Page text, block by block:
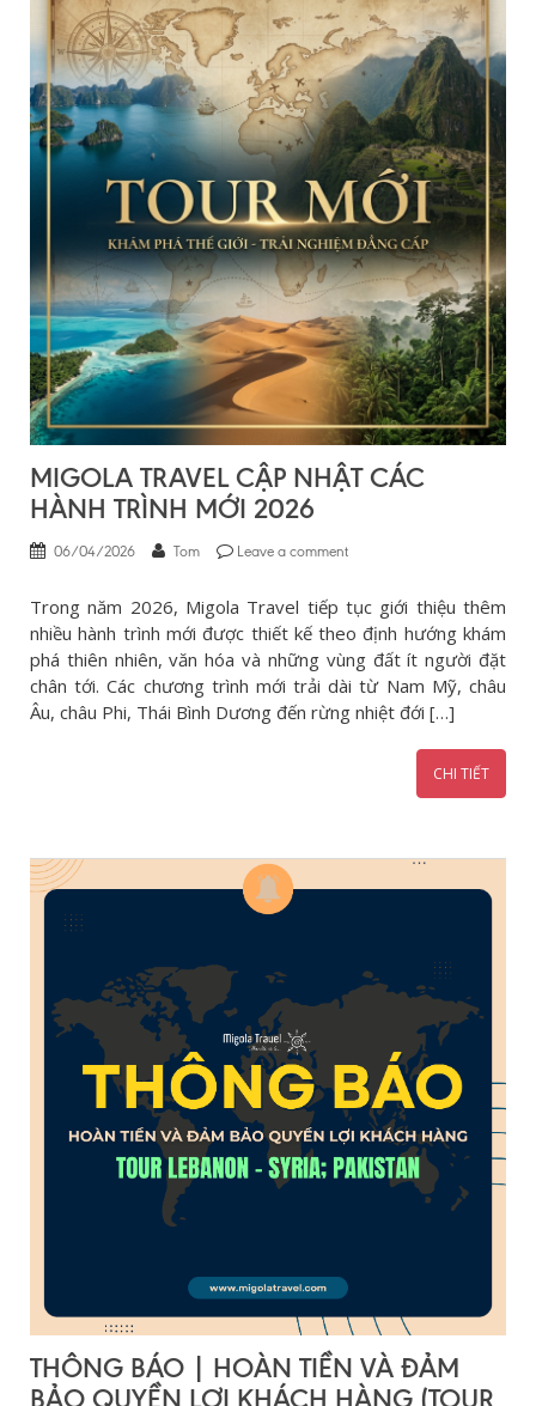
MIGOLA TRAVEL CẬP NHẬT CÁC
HÀNH TRÌNH MỚI 2026
06/04/2026 Tom Leave a comment
Trong năm 2026, Migola Travel tiếp tục giới thiệu thêm
nhiều hành trình mới được thiết kế theo định hướng khám
phá thiên nhiên, văn hóa và những vùng đất ít người đặt
chân tới. Các chương trình mới trải dài từ Nam Mỹ, châu
Âu, châu Phi, Thái Bình Dương đến rừng nhiệt đới […]
CHI TIẾT
THÔNG BÁO | HOÀN TIỀN VÀ ĐẢM
BẢO QUYỀN LỢI KHÁCH HÀNG (TOUR